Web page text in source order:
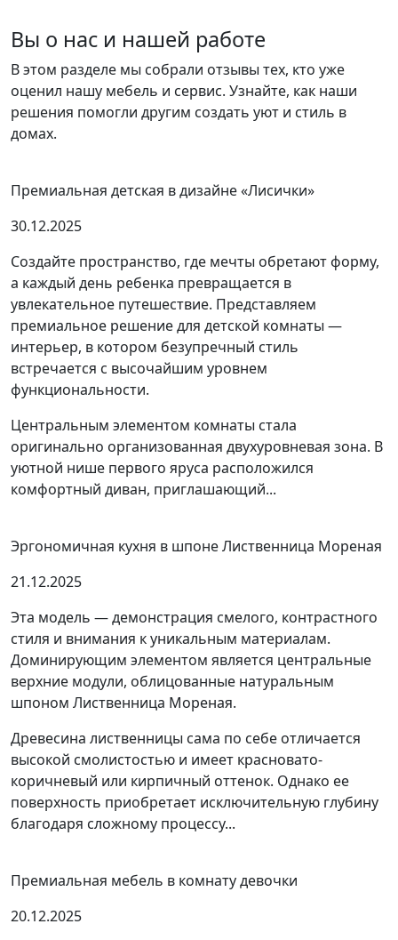
Вы о нас и нашей работе
В этом разделе мы собрали отзывы тех, кто уже
оценил нашу мебель и сервис. Узнайте, как наши
решения помогли другим создать уют и стиль в
домах.
Премиальная детская в дизайне «Лисички»
30.12.2025
Создайте пространство, где мечты обретают форму,
а каждый день ребенка превращается в
увлекательное путешествие. Представляем
премиальное решение для детской комнаты —
интерьер, в котором безупречный стиль
встречается с высочайшим уровнем
функциональности.
Центральным элементом комнаты стала
оригинально организованная двухуровневая зона. В
уютной нише первого яруса расположился
комфортный диван, приглашающий...
Эргономичная кухня в шпоне Лиственница Мореная
21.12.2025
Эта модель — демонстрация смелого, контрастного
стиля и внимания к уникальным материалам.
Доминирующим элементом является центральные
верхние модули, облицованные натуральным
шпоном Лиственница Мореная.
Древесина лиственницы сама по себе отличается
высокой смолистостью и имеет красновато-
коричневый или кирпичный оттенок. Однако ее
поверхность приобретает исключительную глубину
благодаря сложному процессу...
Премиальная мебель в комнату девочки
20.12.2025